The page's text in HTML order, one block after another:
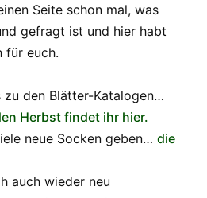
Seite schon mal, was
gefragt ist und hier habt
für euch.
zu den Blätter-Katalogen…
Herbst findet ihr hier.
neue Socken geben… die
auch wieder neu